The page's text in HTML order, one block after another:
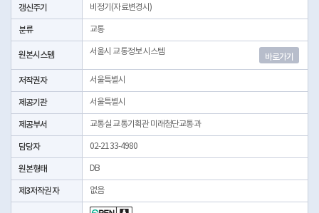
갱신주기 비정기(자료변경시)
분류 교통
원본시스템 서울시 교통정보 시스템
바로가기
저작권자 서울특별시
제공기관 서울특별시
제공부서 교통실 교통기획관 미래첨단교통과
담당자 02-2133-4980
원본형태 DB
제3저작권자 없음